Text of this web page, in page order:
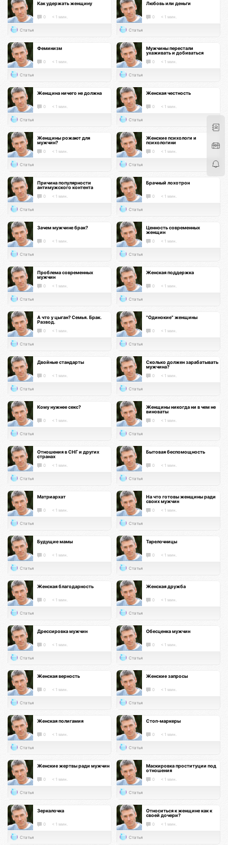
Как удержать женщину
0 < 1 мин.
Статья
Любовь или деньги
0 < 1 мин.
Статья
Феминизм
0 < 1 мин.
Статья
Мужчины перестали
ухаживать и добиваться
0 < 1 мин.
Статья
Женщина ничего не должна
0 < 1 мин.
Статья
Женская честность
0 < 1 мин.
Статья
Женщины рожают для
мужчин?
0 < 1 мин.
Статья
Женские психологи и
психологини
0 < 1 мин.
Статья
Причина популярности
антимужского контента
0 < 1 мин.
Статья
Брачный лохотрон
0 < 1 мин.
Статья
Зачем мужчине брак?
0 < 1 мин.
Статья
Ценность современных
женщин
0 < 1 мин.
Статья
Проблема современных
мужчин
0 < 1 мин.
Статья
Женская поддержка
0 < 1 мин.
Статья
А что у цыган? Семья. Брак.
Развод.
0 < 1 мин.
Статья
"Одинокие" женщины
0 < 1 мин.
Статья
Двойные стандарты
0 < 1 мин.
Статья
Сколько должен зарабатывать
мужчина?
0 < 1 мин.
Статья
Кому нужнее секс?
0 < 1 мин.
Статья
Женщины никогда ни в чем не
виноваты
0 < 1 мин.
Статья
Отношения в СНГ и других
странах
0 < 1 мин.
Статья
Бытовая беспомощность
0 < 1 мин.
Статья
Матриархат
0 < 1 мин.
Статья
На что готовы женщины ради
своих мужчин
0 < 1 мин.
Статья
Будущие мамы
0 < 1 мин.
Статья
Тарелочницы
0 < 1 мин.
Статья
Женская благодарность
0 < 1 мин.
Статья
Женская дружба
0 < 1 мин.
Статья
Дрессировка мужчин
0 < 1 мин.
Статья
Обесценка мужчин
0 < 1 мин.
Статья
Женская верность
0 < 1 мин.
Статья
Женские запросы
0 < 1 мин.
Статья
Женская полигамия
0 < 1 мин.
Статья
Стоп-маркеры
0 < 1 мин.
Статья
Женские жертвы ради мужчин
0 < 1 мин.
Статья
Маскировка проституции под
отношения
0 < 1 мин.
Статья
Зеркалочка
0 < 1 мин.
Статья
Относиться к женщине как к
своей дочери?
0 < 1 мин.
Статья